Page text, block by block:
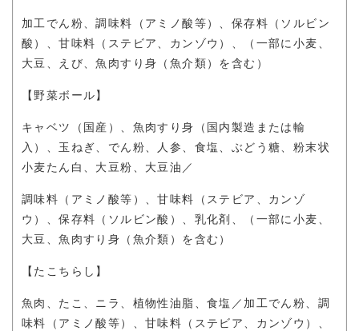
加工でん粉、調味料（アミノ酸等）、保存料（ソルビン
酸）、甘味料（ステビア、カンゾウ）、（一部に小麦、
大豆、えび、魚肉すり身（魚介類）を含む）
【野菜ボール】
キャベツ（国産）、 魚肉すり身（国内製造または輸
入）、玉ねぎ、でん粉、人参、食塩、ぶどう糖、粉末状
小麦たん白、大豆粉、大豆油 ／
調味料（アミノ酸等）、甘味料（ステビア、カンゾ
ウ）、保存料（ソルビン酸）、乳化剤、
（一部に小麦、
大豆、魚肉すり身（魚介類）を含む）
【たこちらし】
魚肉、たこ、ニラ、植物性油脂、食塩／加工でん粉、調
味料（アミノ酸等）、甘味料（ステビア、カンゾウ）、